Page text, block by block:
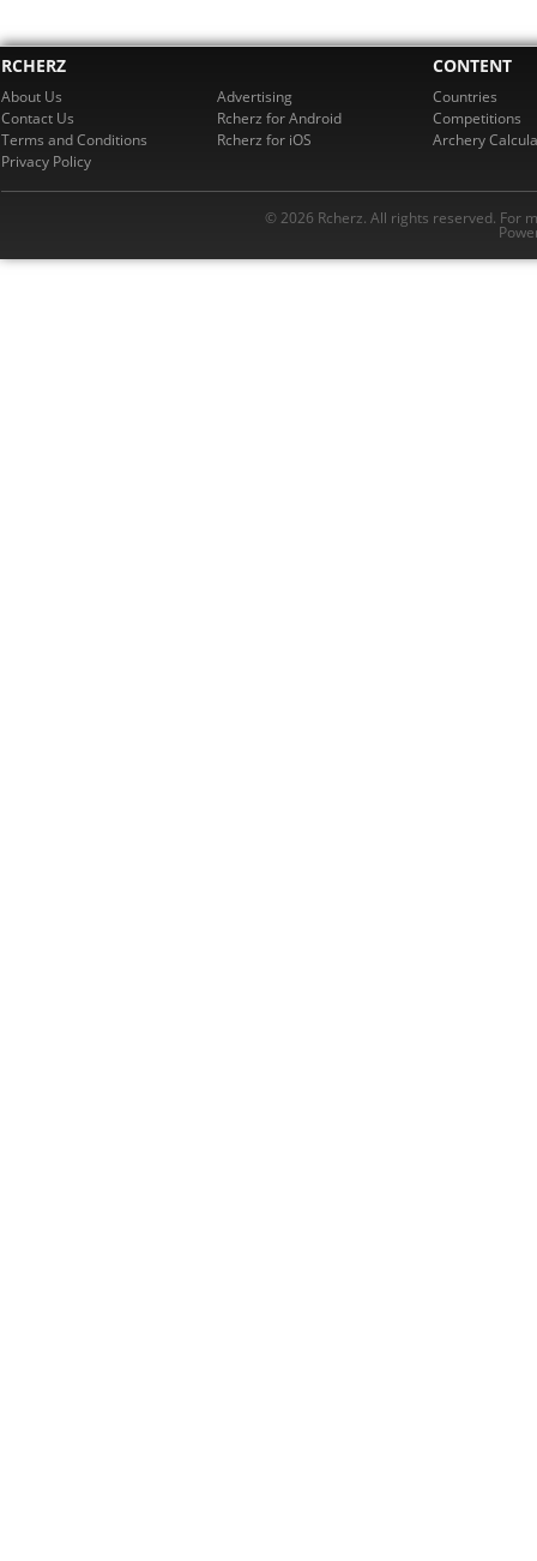
RCHERZ
About Us
Contact Us
Terms and Conditions
Privacy Policy
Advertising
Rcherz for Android
Rcherz for iOS
CONTENT
Countries
Competitions
Archery
© 2026 Rcherz. All rights reserved. For